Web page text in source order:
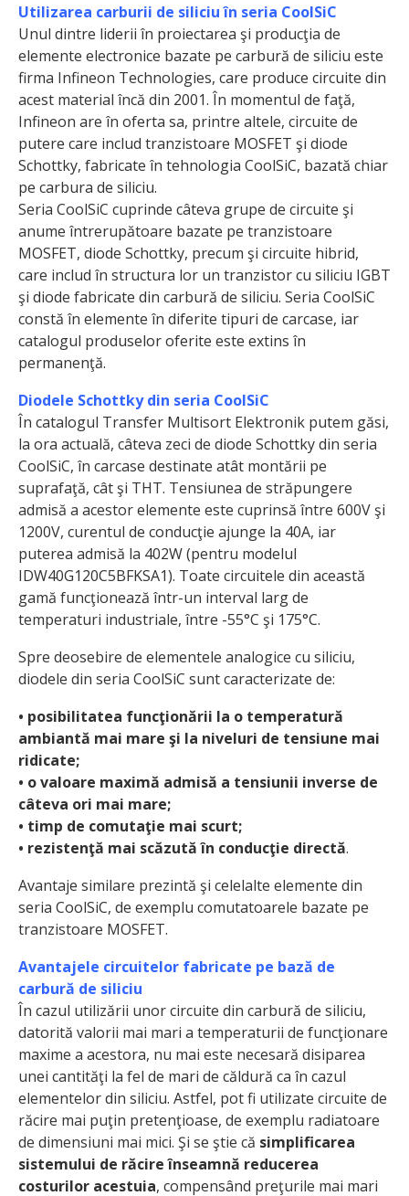
Utilizarea carburii de siliciu în seria CoolSiC
Unul dintre liderii în proiectarea şi producţia de
elemente electronice bazate pe carbură de siliciu este
firma Infineon Technologies, care produce circuite din
acest material încă din 2001. În momentul de faţă,
Infineon are în oferta sa, printre altele, circuite de
putere care includ tranzistoare MOSFET şi diode
Schottky, fabricate în tehnologia CoolSiC, bazată chiar
pe carbura de siliciu.
Seria CoolSiC cuprinde câteva grupe de circuite şi
anume întrerupătoare bazate pe tranzistoare
MOSFET, diode Schottky, precum şi circuite hibrid,
care includ în structura lor un tranzistor cu siliciu IGBT
şi diode fabricate din carbură de siliciu. Seria CoolSiC
constă în elemente în diferite tipuri de carcase, iar
catalogul produselor oferite este extins în
permanenţă.
Diodele Schottky din seria CoolSiC
În catalogul Transfer Multisort Elektronik putem găsi,
la ora actuală, câteva zeci de diode Schottky din seria
CoolSiC, în carcase destinate atât montării pe
suprafaţă, cât şi THT. Tensiunea de străpungere
admisă a acestor elemente este cuprinsă între 600V şi
1200V, curentul de conducţie ajunge la 40A, iar
puterea admisă la 402W (pentru modelul
IDW40G120C5BFKSA1). Toate circuitele din această
gamă funcţionează într-un interval larg de
temperaturi industriale, între -55°C şi 175°C.
Spre deosebire de elementele analogice cu siliciu,
diodele din seria CoolSiC sunt caracterizate de:
• posibilitatea funcţionării la o temperatură
ambiantă mai mare şi la niveluri de tensiune mai
ridicate;
• o valoare maximă admisă a tensiunii inverse de
câteva ori mai mare;
• timp de comutaţie mai scurt;
• rezistenţă mai scăzută în conducţie directă.
Avantaje similare prezintă şi celelalte elemente din
seria CoolSiC, de exemplu comutatoarele bazate pe
tranzistoare MOSFET.
Avantajele circuitelor fabricate pe bază de
carbură de siliciu
În cazul utilizării unor circuite din carbură de siliciu,
datorită valorii mai mari a temperaturii de funcţionare
maxime a acestora, nu mai este necesară disiparea
unei cantităţi la fel de mari de căldură ca în cazul
elementelor din siliciu. Astfel, pot fi utilizate circuite de
răcire mai puţin pretenţioase, de exemplu radiatoare
de dimensiuni mai mici. Şi se ştie că simplificarea
sistemului de răcire înseamnă reducerea
costurilor acestuia, compensând preţurile mai mari